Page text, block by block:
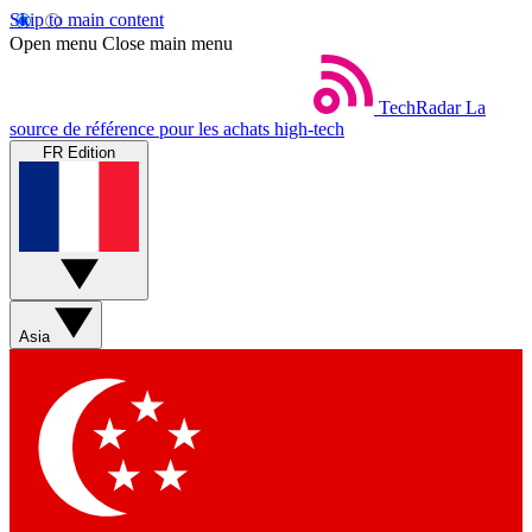
Skip to main content
Open menu Close main menu
TechRadar La
source de référence pour les achats high-tech
FR Edition
Asia